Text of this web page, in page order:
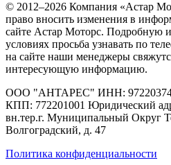
© 2012–2026 Компания «Астар
право вносить изменения в
сайте Астар Моторс. Подробную
условиях просьба узнавать по
на сайте наши менеджеры
интересующую информацию.
ООО "АНТАРЕС" ИНН:
КПП: 772201001 Юридический
вн.тер.г. Муниципальный Округ
Волгоградский, д. 47
Политика конфиденциальности